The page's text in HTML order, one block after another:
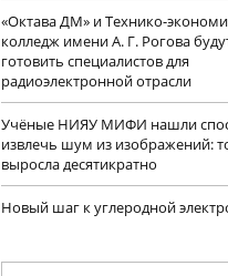
«Октава ДМ» и Технико-
колледж имени А. Г. Рогова
готовить специалистов для
радиоэлектронной отрасли
Учëные НИЯУ МИФИ нашли
извлечь шум из изображений:
выросла десятикратно
Новый шаг к углеродной